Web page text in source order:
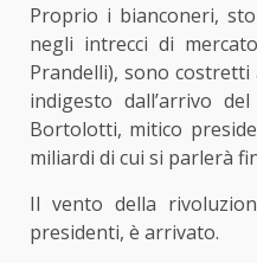
Proprio i bianconeri,
negli intrecci di
Prandelli), sono
indigesto dall’arrivo
Bortolotti, mitico
miliardi di cui si parlerà
Il vento della
presidenti, è arrivato.